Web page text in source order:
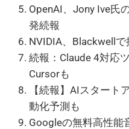
OpenAI、Jony Ive氏
発続報
NVIDIA、Blackwell
続報：Claude 4対応
Cursorも
【続報】AIスタート
動化予測も
Googleの無料高性能